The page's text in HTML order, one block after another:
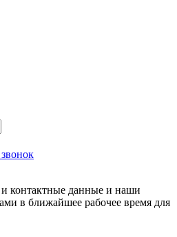
звонок
контактные данные и наши
в ближайшее рабочее время для